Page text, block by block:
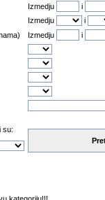
Izmedju
i
Izmedju
i
Izmedju
i
su: